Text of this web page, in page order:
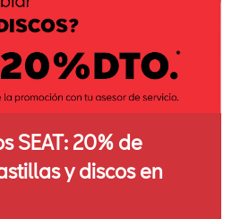
SEAT: 20% de
y discos en